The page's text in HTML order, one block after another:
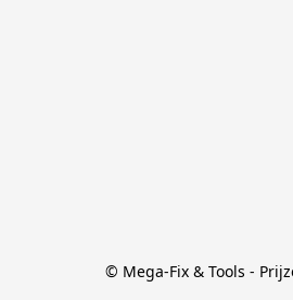
© Mega-Fix & Tools -